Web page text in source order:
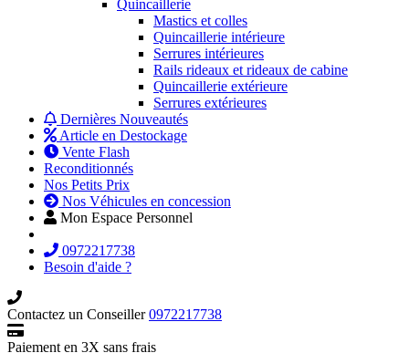
Quincaillerie
Mastics et colles
Quincaillerie intérieure
Serrures intérieures
Rails rideaux et rideaux de cabine
Quincaillerie extérieure
Serrures extérieures
Dernières Nouveautés
Article en Destockage
Vente Flash
Reconditionnés
Nos Petits Prix
Nos Véhicules en concession
Mon Espace Personnel
0972217738
Besoin d'aide ?
Contactez un Conseiller0972217738
Paiement en 3X sans frais